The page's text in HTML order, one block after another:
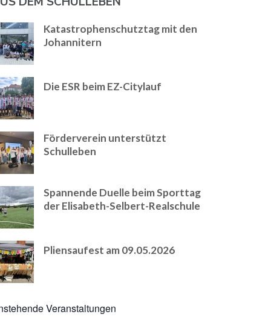
Katastrophenschutztag mit den
Johannitern
Die ESR beim EZ-Citylauf
Förderverein unterstützt
Schulleben
Spannende Duelle beim Sporttag
der Elisabeth-Selbert-Realschule
Pliensaufest am 09.05.2026
Veranstaltungen